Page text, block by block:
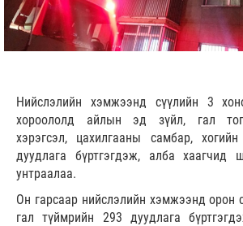
Нийслэлийн хэмжээнд сүүлийн 3
хороололд айлын эд зүйл, гал
хэрэгсэл, цахилгааны самбар,
дуудлага бүртгэгдэж, алба хаагчид
унтраалаа.
Он гарсаар нийслэлийн хэмжээнд орон
гал түймрийн 293 дуудлага